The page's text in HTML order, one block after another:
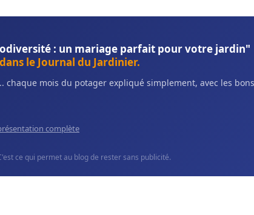
: un mariage parfait pour votre jardin"
le Journal du Jardinier.
chaque mois du potager expliqué simplement, avec les
complète
ce qui permet au blog de rester sans publicité.